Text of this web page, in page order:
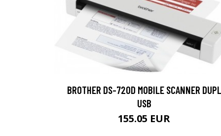
BROTHER DS-720D MOBILE SCANNER DUPL
USB
155.05 EUR